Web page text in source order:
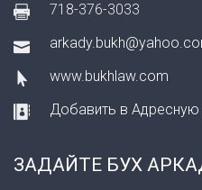
718-376-3033
www.bukhlaw.com
Добавить в
ЗАДАЙТЕ БУХ